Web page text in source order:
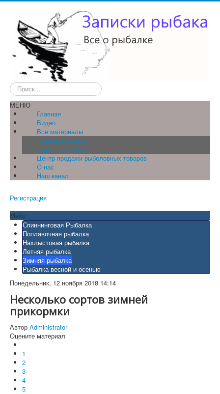
Искать...
МЕНЮ
Главная
Видео
Все материалы
Рыболовные места
Хитрости на рыбалке
Центр продажи рыболовных товаров
О нас
Наш канал
Регистрация
Menu
Спиннинговая Рыбалка
Поплавочная рыбалка
Нахлыстовая рыбалка
Летняя рыбалка
Зимняя рыбалка
Рыбалка весной и осенью
Понедельник, 12 ноября 2018 14:14
Несколько сортов зимней
прикормки
Автор Administrator
Оцените материал
1
2
3
4
5